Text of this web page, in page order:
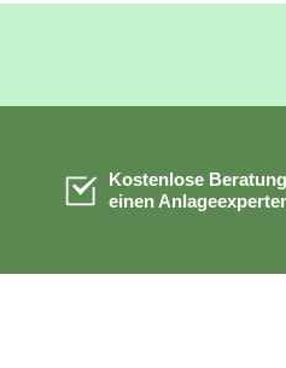
Kostenlose
einen